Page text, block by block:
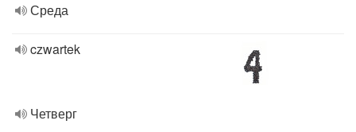
Среда
czwartek
Четверг